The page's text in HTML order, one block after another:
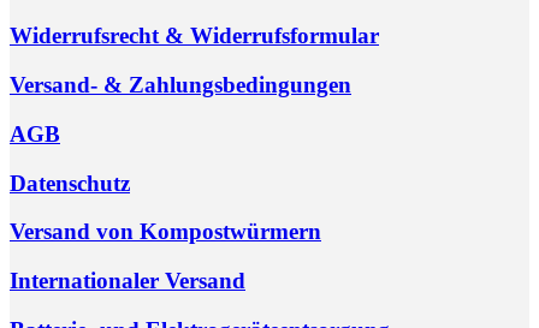
Widerrufsrecht & Widerrufsformular
Versand- & Zahlungsbedingungen
AGB
Datenschutz
Versand von Kompostwürmern
Internationaler Versand